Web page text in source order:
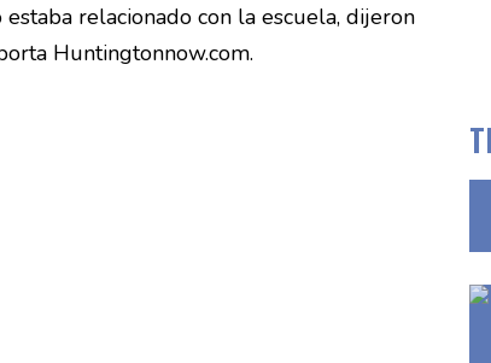
relacionado con la escuela, dijeron
Huntingtonnow.com.